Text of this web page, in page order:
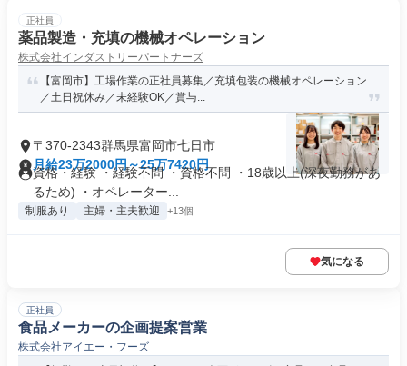
正社員
薬品製造・充填の機械オペレーション
株式会社インダストリーパートナーズ
【富岡市】工場作業の正社員募集／充填包装の機械オペレーション
／土日祝休み／未経験OK／賞与...
〒370-2343群馬県富岡市七日市
月給23万2000円～25万7420円
資格・経験 ・経験不問 ・資格不問 ・18歳以上(深夜勤務があ
るため) ・オペレーター...
制服あり 主婦・主夫歓迎 +13個
気になる
正社員
食品メーカーの企画提案営業
株式会社アイエー・フーズ